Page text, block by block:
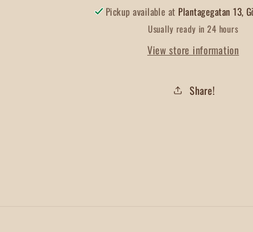
Pickup available at Plantagegatan 13,
Usually ready in 24 hours
View store information
Share!